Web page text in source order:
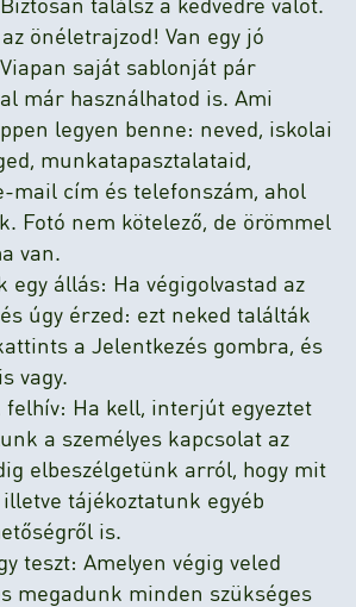
önéletrajzod! Van egy jó
saját sablonját pár
már használhatod is. Ami
legyen benne: neved, iskolai
munkatapasztalataid,
mail cím és telefonszám, ahol
Fotó nem kötelező, de örömmel
van.
egy állás: Ha végigolvastad az
úgy érzed: ezt neked találták
a Jelentkezés gombra, és
vagy.
felhív: Ha kell, interjút egyeztet
a személyes kapcsolat az
elbeszélgetünk arról, hogy mit
tájékoztatunk egyéb
is.
teszt: Amelyen végig veled
megadunk minden szükséges